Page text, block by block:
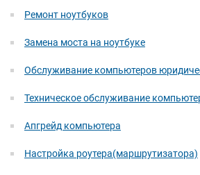
Ремонт ноутбуков
Замена моста на ноутбуке
Обслуживание компьютеров
Техническое обслуживание
Апгрейд компьютера
Настройка роутера(маршрутизатора)